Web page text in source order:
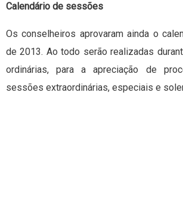
Calendário de sessões
Os conselheiros aprovaram ainda o
de 2013. Ao todo serão realizadas
ordinárias, para a apreciação de
sessões extraordinárias, especiais e